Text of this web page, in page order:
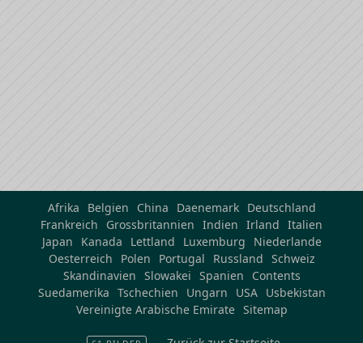
Afrika Belgien China Daenemark
Deutschland
Frankreich
Grossbritannien Indien Irland Italien
Japan
Kanada Lettland Luxemburg
Niederlande
Oesterreich
Polen Portugal Russland Schweiz
Skandinavien Slowakei Spanien
Contents
Suedamerika Tschechien Ungarn USA
Usbekistan
Vereinigte Arabische Emirate Sitemap